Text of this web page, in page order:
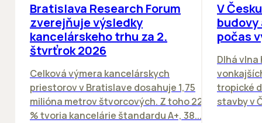
Bratislava Research Forum
zverejňuje výsledky
kancelárskeho trhu za 2.
štvrťrok 2026
Celková výmera kancelárskych
priestorov v Bratislave dosahuje 1,75
milióna metrov štvorcových. Z toho 22
% tvoria kancelárie štandardu A+, 38...
V
počas
Dlhá
tropické
stavby v